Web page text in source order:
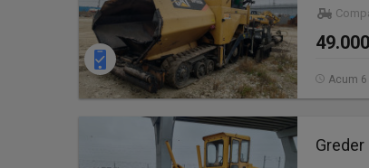
Acum
Greder